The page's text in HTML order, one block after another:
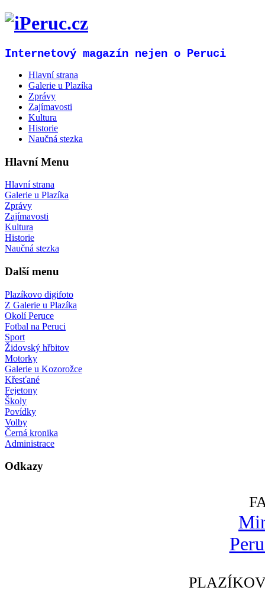
Internetový magazín nejen o Peruci
Hlavní strana
Galerie u Plazíka
Zprávy
Zajímavosti
Kultura
Historie
Naučná stezka
Hlavní Menu
Hlavní strana
Galerie u Plazíka
Zprávy
Zajímavosti
Kultura
Historie
Naučná stezka
Další menu
Plazíkovo digifoto
Z Galerie u Plazíka
Okolí Peruce
Fotbal na Peruci
Sport
Židovský hřbitov
Motorky
Galerie u Kozorožce
Křesťané
Fejetony
Školy
Povídky
Volby
Černá kronika
Administrace
Odkazy